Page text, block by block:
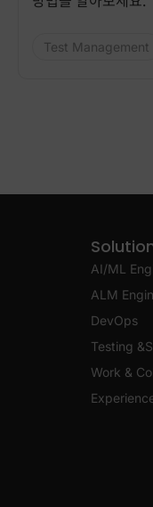
Test Management
AI/ML
ALM
DevOps
Testing
Work &